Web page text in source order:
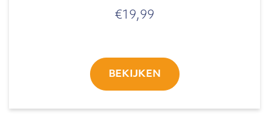
€ 19,99
BEKIJKEN